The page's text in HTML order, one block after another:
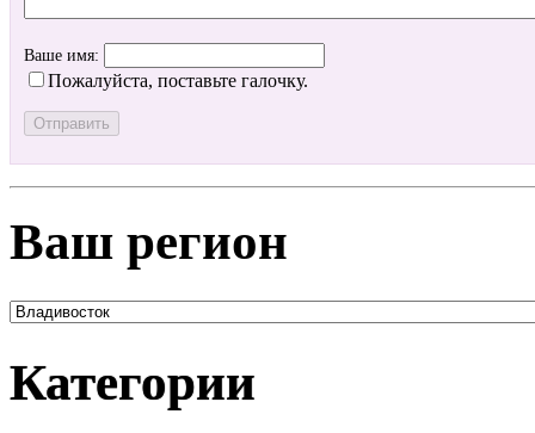
Ваше имя:
Пожалуйста, поставьте галочку.
Ваш регион
Категории